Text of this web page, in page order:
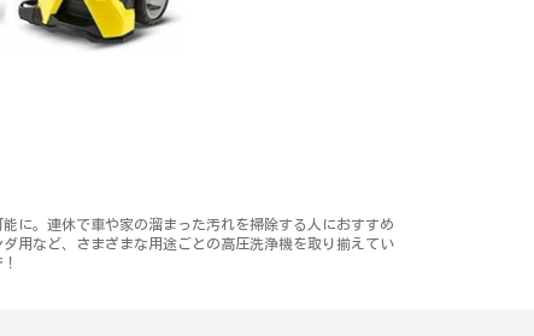
に。連休で車や家の溜まった汚れを掃除する人におすすめ
用など、さまざまな用途ごとの高圧洗浄機を取り揃えてい